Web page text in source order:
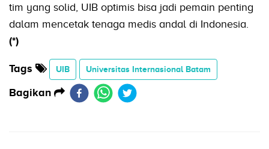
tim yang solid, UIB optimis bisa jadi pemain penting
dalam mencetak tenaga medis andal di Indonesia.
(*)
Tags UIB Universitas Internasional Batam
Bagikan